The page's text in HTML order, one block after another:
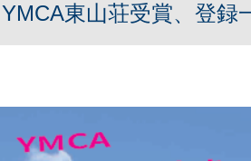
YMCA東山荘受賞、登録